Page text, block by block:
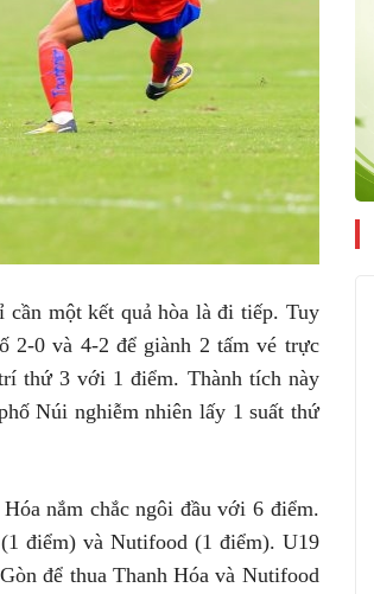
một kết quả hòa là đi tiếp. Tuy
0 và 4-2 để giành 2 tấm vé trực
thứ 3 với 1 điểm. Thành tích này
Núi nghiễm nhiên lấy 1 suất thứ
nắm chắc ngôi đầu với 6 điểm.
điểm) và Nutifood (1 điểm). U19
để thua Thanh Hóa và Nutifood